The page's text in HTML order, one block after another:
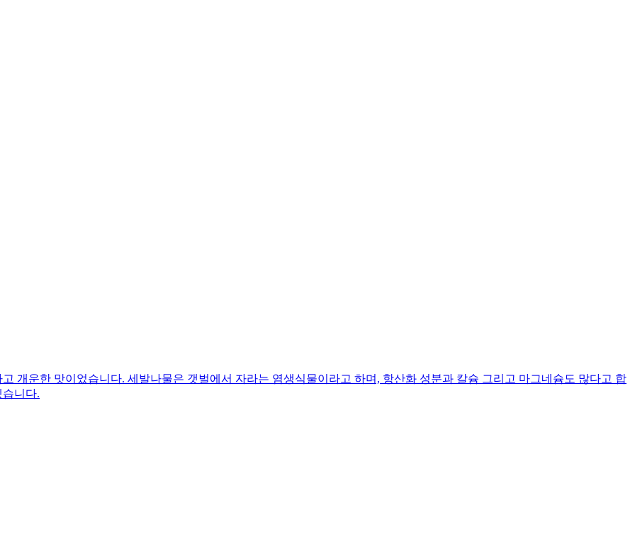
개운한 맛이었습니다. 세발나물은 갯벌에서 자라는 염생식물이라고 하며, 항산화 성분과 칼슘 그리고 마그네슘도 많다고 합
니다.